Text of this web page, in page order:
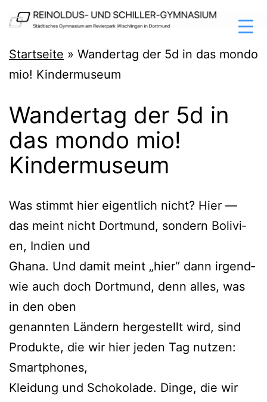
Zum
Inhalt
springen
Reinoldus-
und
Gymnasium
Dortmund
Startseite » Wandertag der 5d in das mondo
mio! Kindermuseum
Wandertag der 5d in
das mondo mio!
Kindermuseum
Was stimmt hier eigent­lich nicht? Hier —
das meint nicht Dort­mund, son­dern Boli­vi­
en, Indi­en und
Gha­na. Und damit meint „hier“ dann irgend­
wie auch doch Dort­mund, denn alles, was
in den oben
genann­ten Län­dern her­ge­stellt wird, sind
Pro­duk­te, die wir hier jeden Tag nut­zen:
Smart­phones,
Klei­dung und Scho­ko­la­de. Din­ge, die wir